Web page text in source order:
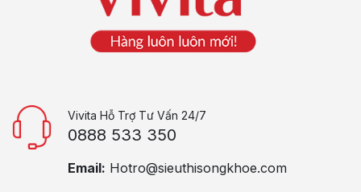
Vivita Hỗ Trợ Tư Vấn 24/7
0888 533 350
Email: Hotro@sieuthisongkhoe.com